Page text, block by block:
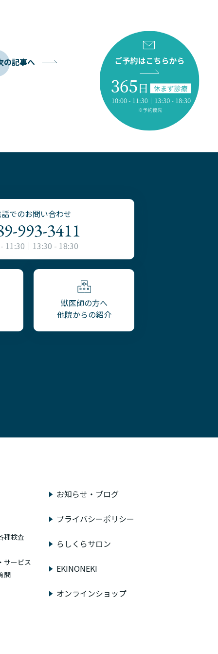
の記事へ
でのお問い合わせ
993-3411
11:30｜13:30 - 18:30
獣医師の方へ
他院からの紹介
種検査
サービス
問
お知らせ・ブログ
プライバシーポリシー
らしくらサロン
EKINONEKI
オンラインショップ